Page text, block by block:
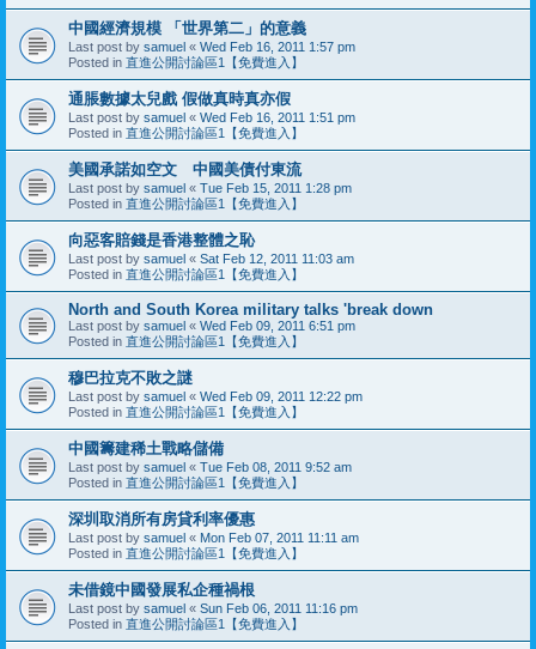
中國經濟規模 「世界第二」的意義
Last post by samuel « Wed Feb 16, 2011 1:57 pm
Posted in 直進公開討論區1【免費進入】
通脹數據太兒戲 假做真時真亦假
Last post by samuel « Wed Feb 16, 2011 1:51 pm
Posted in 直進公開討論區1【免費進入】
美國承諾如空文 中國美債付東流
Last post by samuel « Tue Feb 15, 2011 1:28 pm
Posted in 直進公開討論區1【免費進入】
向惡客賠錢是香港整體之恥
Last post by samuel « Sat Feb 12, 2011 11:03 am
Posted in 直進公開討論區1【免費進入】
North and South Korea military talks 'break down
Last post by samuel « Wed Feb 09, 2011 6:51 pm
Posted in 直進公開討論區1【免費進入】
穆巴拉克不敗之謎
Last post by samuel « Wed Feb 09, 2011 12:22 pm
Posted in 直進公開討論區1【免費進入】
中國籌建稀土戰略儲備
Last post by samuel « Tue Feb 08, 2011 9:52 am
Posted in 直進公開討論區1【免費進入】
深圳取消所有房貸利率優惠
Last post by samuel « Mon Feb 07, 2011 11:11 am
Posted in 直進公開討論區1【免費進入】
未借鏡中國發展私企種禍根
Last post by samuel « Sun Feb 06, 2011 11:16 pm
Posted in 直進公開討論區1【免費進入】